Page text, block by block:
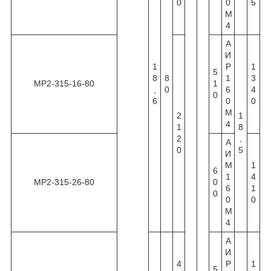
1
8
6
8
0
0
0
М
4
5
МР2-315-16-80
2
1
2
0
5
1
0
А
И
Р
1
6
0
М
4
1
8
5
1
3
4
0
МР2-315-26-80
6
0
0
А
И
М
1
6
0
М
4
1
4
1
0
4
5
А
И
Р
1